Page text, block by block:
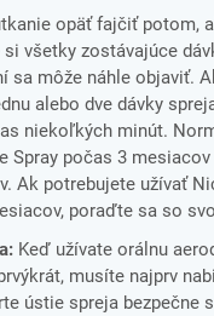
opäť fajčiť potom,
si všetky zostávajúce
sa môže náhle objaviť.
alebo dve dávky
niekoľkých minút.
Spray počas 3
Ak potrebujete užívať
poraďte sa so
Keď užívate orálnu
musíte najprv
ústie spreja bezpečne